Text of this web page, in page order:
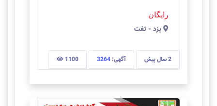
رایگان
يزد - تفت
2 سال پیش آگهی:3264
1100